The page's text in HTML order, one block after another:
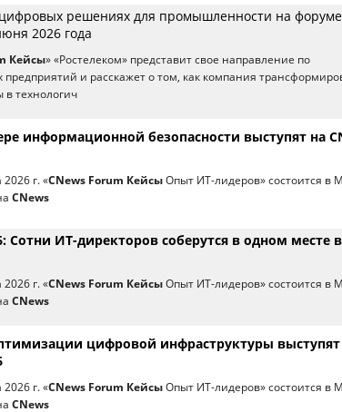
цифровых решениях для промышленности на форуме
2026 года
Кейсы» «Ростелеком» представит свое направление по
и расскажет о том, как компания
в технологич
информационной безопасности выступят на
г. «CNews Forum Кейсы Опыт ИТ-лидеров» состоится в
CNews
Сотни ИТ-директоров соберутся в одном месте
г. «CNews Forum Кейсы Опыт ИТ-лидеров» состоится в
CNews
цифровой инфраструктуры выступят
г. «CNews Forum Кейсы Опыт ИТ-лидеров» состоится в
CNews